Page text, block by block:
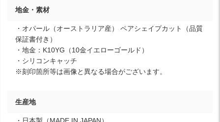
地金・素材
・オパール（オーストラリア産） ペアシェイプカット（品質
保証書付き）
・地金：K10YG（10金イエローゴールド）
・シリコンキャッチ
※刻印箇所等は画像と異なる場合がございます。
生産地
・日本製（MADE IN JAPAN）